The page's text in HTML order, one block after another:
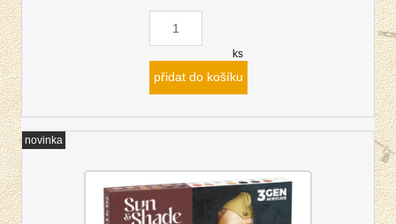
ks
přidat do košíku
novinka